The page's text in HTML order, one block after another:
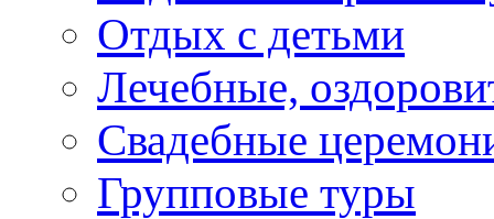
Отдых с детьми
Лечебные,
Свадебные
Групповые туры